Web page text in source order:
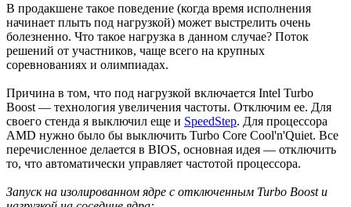
В продакшене такое поведение (когда время исполнения
начинает плыть под нагрузкой) может выстрелить очень
болезненно. Что такое нагрузка в данном случае? Поток
решений от участников, чаще всего на крупных
соревнованиях и олимпиадах.
Причина в том, что под нагрузкой включается Intel Turbo
Boost — технология увеличения частоты. Отключим ее. Для
своего cтенда я выключил еще и SpeedStep. Для процессора
AMD нужно было бы выключить Turbo Core Cool'n'Quiet. Все
перечисленное делается в BIOS, основная идея — отключить
то, что автоматически управляет частотой процессора.
Запуск на изолированном ядре с отключенным Turbo Boost и